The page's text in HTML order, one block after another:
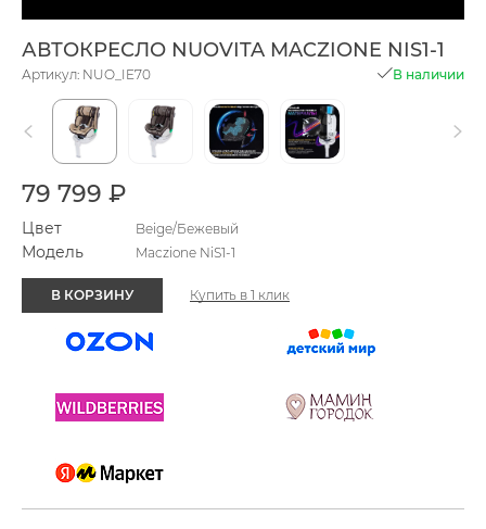
АВТОКРЕСЛО NUOVITA MACZIONE NIS1-1
Артикул: NUO_IE70 В наличии
79 799 ₽
Цвет Beige/Бежевый
Модель Maczione NiS1-1
В КОРЗИНУ Купить в 1 клик